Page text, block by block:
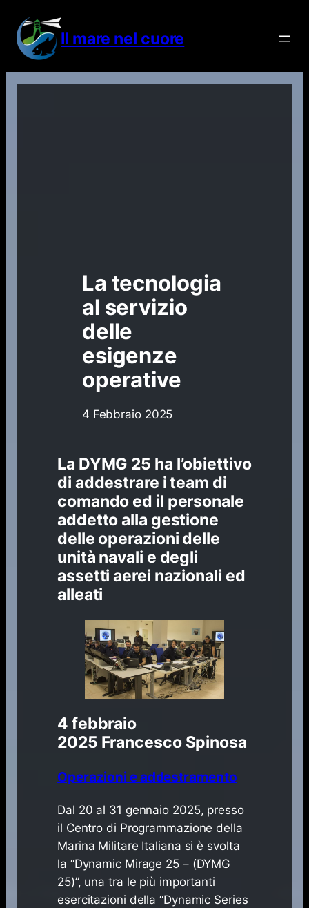
contenuto
Il mare nel cuore
La tecnologia
al servizio
delle
esigenze
operative
4 Febbraio 2025
La DYMG 25 ha l’obiettivo
di addestrare i team di
comando ed il personale
addetto alla gestione
delle operazioni delle
unità navali e degli
assetti aerei nazionali ed
alleati
4 febbraio
2025 Francesco Spinosa
Operazioni e addestramento
​Dal 20 al 31 gennaio 2025, presso
il Centro di Programmazione della
Marina Militare Italiana si è svolta
la “Dynamic Mirage 25 – (DYMG
25)”, una tra le più importanti
esercitazioni della “Dynamic Series